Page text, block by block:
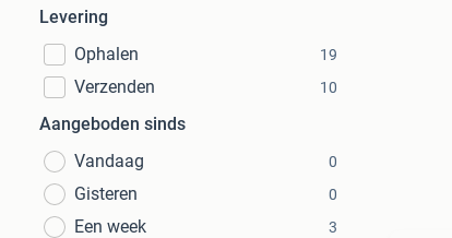
Levering
Ophalen
19
Verzenden 10
Aangeboden sinds
Vandaag
0
Gisteren 0
Een week 3